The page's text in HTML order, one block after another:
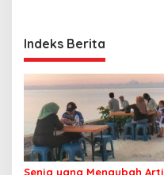
Indeks Berita
Senja yang Mengubah Arti